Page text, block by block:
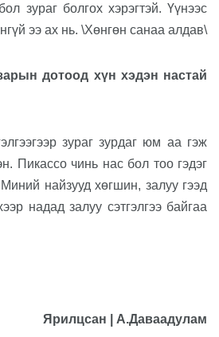
зураг болгох хэрэгтэй. Үүнээс
ээ ах нь. \Хөнгөн санаа алдав\
дотоод хүн хэдэн настай
зураг зурдаг юм аа гэж
Пикассо чинь нас бол тоо гэдэг
найзууд хөгшин, залуу гээд
надад залуу сэтгэлгээ байгаа
Ярилцсан | А.Даваадулам